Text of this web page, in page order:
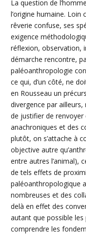
La question de
l’origine humaine. Loin
rêverie confuse, ses
exigence
réflexion, observation,
démarche rencontre,
paléoanthropologie
ce qui, d’un côté, ne
en Rousseau un
divergence par
de justifier de renvoyer
anachroniques et des
plutôt, on s’attache à
objective autre
entre autres l’animal),
de tels effets de
paléoanthropologique
nombreuses et des
delà en effet des
autant que possible les
comprendre les